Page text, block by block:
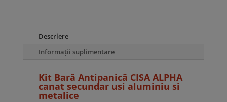
Descriere
Informații suplimentare
Kit Bară Antipanică CISA ALPHA
canat secundar usi aluminiu si
metalice